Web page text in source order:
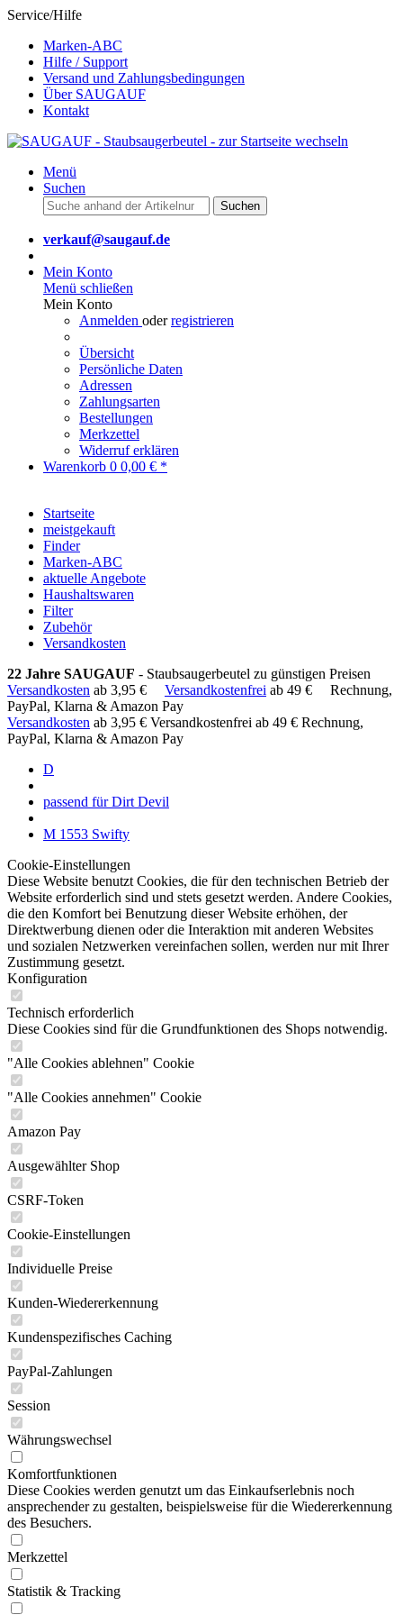
Service/Hilfe
Marken-ABC
Hilfe / Support
Versand und Zahlungsbedingungen
Über SAUGAUF
Kontakt
Menü
Suchen
Suchen
verkauf@saugauf.de
Mein Konto
Menü schließen
Mein Konto
Anmelden oderregistrieren
Übersicht
Persönliche Daten
Adressen
Zahlungsarten
Bestellungen
Merkzettel
Widerruf erklären
Warenkorb 0 0,00 € *
Startseite
meistgekauft
Finder
Marken-ABC
aktuelle Angebote
Haushaltswaren
Filter
Zubehör
Versandkosten
22 Jahre SAUGAUF - Staubsaugerbeutel zu günstigen Preisen
Versandkosten ab 3,95 € Versandkostenfrei ab 49 €
Rechnung,
PayPal, Klarna & Amazon Pay
Versandkosten ab 3,95 € Versandkostenfrei ab 49 € Rechnung,
PayPal, Klarna & Amazon Pay
D
passend für Dirt Devil
M 1553 Swifty
Cookie-Einstellungen
Diese Website benutzt Cookies, die für den technischen Betrieb der
Website erforderlich sind und stets gesetzt werden. Andere Cookies,
die den Komfort bei Benutzung dieser Website erhöhen, der
Direktwerbung dienen oder die Interaktion mit anderen Websites
und sozialen Netzwerken vereinfachen sollen, werden nur mit Ihrer
Zustimmung gesetzt.
Konfiguration
Technisch erforderlich
Diese Cookies sind für die Grundfunktionen des Shops notwendig.
"Alle Cookies ablehnen" Cookie
"Alle Cookies annehmen" Cookie
Amazon Pay
Ausgewählter Shop
CSRF-Token
Cookie-Einstellungen
Individuelle Preise
Kunden-Wiedererkennung
Kundenspezifisches Caching
PayPal-Zahlungen
Session
Währungswechsel
Komfortfunktionen
Diese Cookies werden genutzt um das Einkaufserlebnis noch
ansprechender zu gestalten, beispielsweise für die Wiedererkennung
des Besuchers.
Merkzettel
Statistik & Tracking